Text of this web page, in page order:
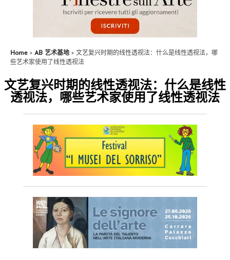
Home AB 艺术基地
文艺复兴时期的线性透视法：什么是线性透视法，哪
些艺术家使用了线性透视法
文艺复兴时期的线性透视法：什么是线性
透视法，哪些艺术家使用了线性透视法